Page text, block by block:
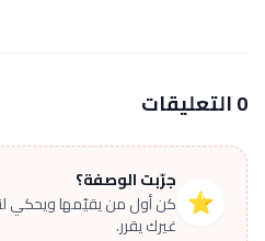
0 التعليقات
⭐
جرّبت الوصفة؟
كن أول من يقيّمها ويحكي
غيرك يقرر.